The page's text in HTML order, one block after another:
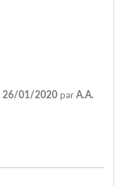
26/01/2020 parA.A.